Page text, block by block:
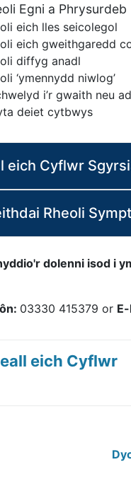
Egni a Phrysurdeb
eich lles seicolegol
eich gweithgaredd
diffyg anadl
‘ymennydd niwlog’
i’r gwaith neu
deiet cytbwys
eich Cyflwr
Rheoli
dolenni isod i
03330 415379 or
eich Cyflwr